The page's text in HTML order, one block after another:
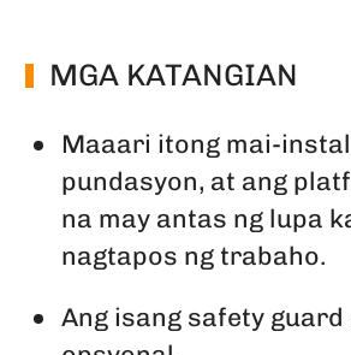
MGA KATANGIAN
Maaari itong mai-
pundasyon, at ang
na may antas ng lupa
nagtapos ng trabaho.
Ang isang safety